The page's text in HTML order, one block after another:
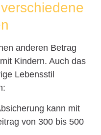
anderen Betrag
Kindern. Auch das
Lebensstil
kann mit
von 300 bis 500